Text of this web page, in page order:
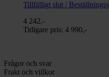
Tillfälligt slut /
4 242,-
Tidigare pris: 4 990,-
Frågor och svar
Frakt och villkor